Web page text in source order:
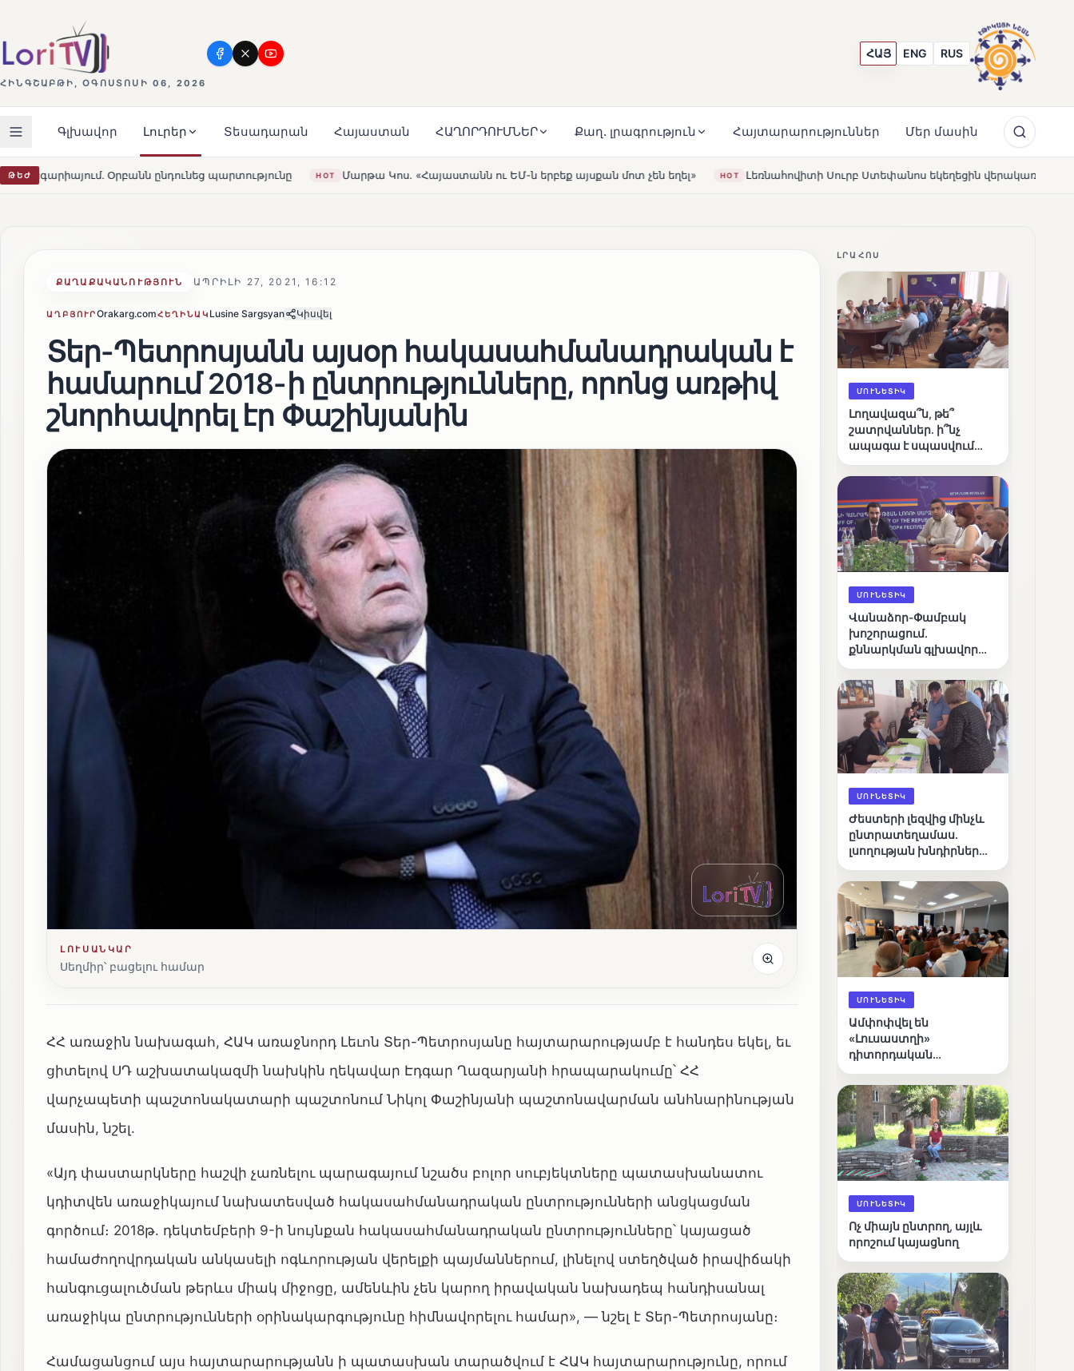
ՀԻՆԳՇԱԲԹԻ, ՕԳՈՍՏՈՍԻ 06, 2026
ՀԱՅ ENG RUS
Գլխավոր Լուրեր Տեսադարան Հայաստան ՀԱՂՈՐԴՈՒՄՆԵՐ Քաղ. լրագրություն Հայտարարություններ Մեր մասին
ԹԵԺ պարտությունը HOT Մարթա Կոս. «Հայաստանն ու ԵՄ-ն երբեք այսքան մոտ չեն եղել» HOT Լեռնահովիտի Սուրբ Ստեփանոս եկեղեցին վերակառուցվել է Կարապետյան ընտանիքի
ՔԱՂԱՔԱԿԱՆՈՒԹՅՈՒՆ ԱՊՐԻԼԻ 27, 2021, 16:12
ԱՂԲՅՈՒՐOrakarg.comՀԵՂԻՆԱԿ Lusine Sargsyan Կիսվել
Տեր-Պետրոսյանն այսօր հակասահմանադրական է
համարում 2018-ի ընտրությունները, որոնց առթիվ
շնորհավորել էր Փաշինյանին
ԼՈՒՍԱՆԿԱՐ
Սեղմիր՝ բացելու համար
ՀՀ առաջին նախագահ, ՀԱԿ առաջնորդ Լեւոն Տեր-Պետրոսյանը հայտարարությամբ է հանդես եկել, եւ
ցիտելով ՍԴ աշխատակազմի նախկին ղեկավար Էդգար Ղազարյանի հրապարակումը՝ ՀՀ
վարչապետի պաշտոնակատարի պաշտոնում Նիկոլ Փաշինյանի պաշտոնավարման անհնարինության
մասին, նշել.
«Այդ փաստարկները հաշվի չառնելու պարագայում նշածս բոլոր սուբյեկտները պատասխանատու
կդիտվեն առաջիկայում նախատեսված հակասահմանադրական ընտրությունների անցկացման
գործում։ 2018թ. դեկտեմբերի 9-ի նույնքան հակասահմանադրական ընտրությունները՝ կայացած
համաժողովրդական անկասելի ոգևորության վերելքի պայմաններում, լինելով ստեղծված իրավիճակի
հանգուցալուծման թերևս միակ միջոցը, ամենևին չեն կարող իրավական նախադեպ հանդիսանալ
առաջիկա ընտրությունների օրինակարգությունը հիմնավորելու համար», — նշել է Տեր-Պետրոսյանը։
Համացանցում այս հայտարարությանն ի պատասխան տարածվում է ՀԱԿ հայտարարությունը, որում
ԼՐԱՀՈՍ
ՄՈՒՆԵՏԻԿ
Լողավազա՞ն, թե՞
շատրվաններ. ի՞նչ
ապագա է սպասվում
լճին
ՄՈՒՆԵՏԻԿ
Վանաձոր-Փամբակ
խոշորացում.
քննարկման գլխավոր
կառավարո՞ւմ, թե՞
քաղաքական նպատակ
ՄՈՒՆԵՏԻԿ
Ժեստերի լեզվից մինչև
ընտրատեղամաս.
լսողության խնդիրներ
ճանապարհը
ՄՈՒՆԵՏԻԿ
Ամփոփվել են
«Լուսաստղի»
դիտորդական
արդյունքները
ՄՈՒՆԵՏԻԿ
Ոչ միայն ընտրող, այլև
որոշում կայացնող